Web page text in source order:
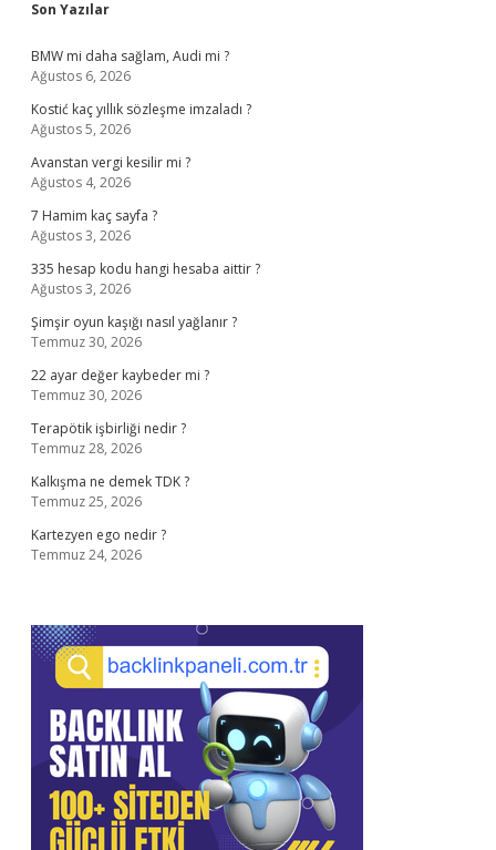
Sidebar
Son Yazılar
BMW mi daha sağlam, Audi mi ?
Ağustos 6, 2026
Kostić kaç yıllık sözleşme imzaladı ?
Ağustos 5, 2026
Avanstan vergi kesilir mi ?
Ağustos 4, 2026
7 Hamim kaç sayfa ?
Ağustos 3, 2026
335 hesap kodu hangi hesaba aittir ?
Ağustos 3, 2026
Şimşir oyun kaşığı nasıl yağlanır ?
Temmuz 30, 2026
22 ayar değer kaybeder mi ?
Temmuz 30, 2026
Terapötik işbirliği nedir ?
Temmuz 28, 2026
Kalkışma ne demek TDK ?
Temmuz 25, 2026
Kartezyen ego nedir ?
Temmuz 24, 2026